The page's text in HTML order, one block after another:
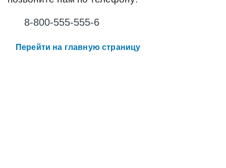
8-800-555-555-6
Перейти на главную страницу